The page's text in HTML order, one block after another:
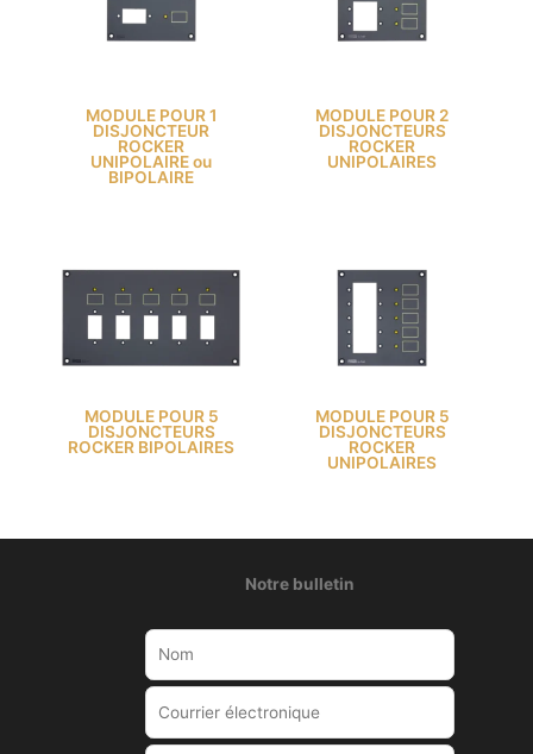
MODULE POUR 1
DISJONCTEUR
ROCKER
UNIPOLAIRE ou
BIPOLAIRE
MODULE POUR 2
DISJONCTEURS
ROCKER
UNIPOLAIRES
MODULE POUR 5
DISJONCTEURS
ROCKER BIPOLAIRES
MODULE POUR 5
DISJONCTEURS
ROCKER
UNIPOLAIRES
Notre bulletin